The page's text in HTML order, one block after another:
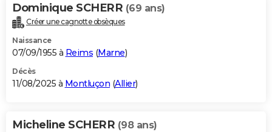
Bricolage
Lifestyle
Culture
Sport
Auto
Television
Voyage
Cinema
Dominique SCHERR (69 ans)
Créer une cagnotte obsèques
Naissance
07/09/1955 à Reims (Marne)
Décès
11/08/2025 à Montluçon (Allier)
Micheline SCHERR (98 ans)